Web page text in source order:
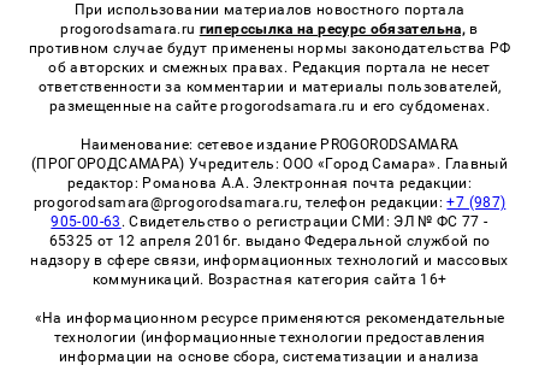
При использовании материалов новостного портала
progorodsamara.ru гиперссылка на ресурс обязательна, в
противном случае будут применены нормы законодательства РФ
об авторских и смежных правах. Редакция портала не несет
ответственности за комментарии и материалы пользователей,
размещенные на сайте progorodsamara.ru и его субдоменах.
Наименование: сетевое издание PROGORODSAMARA
(ПРОГОРОДСАМАРА) Учредитель: ООО «Город Самара». Главный
редактор: Романова А.А. Электронная почта редакции:
progorodsamara@progorodsamara.ru, телефон редакции:+7 (987)
905-00-63 . Свидетельство о регистрации СМИ: ЭЛ № ФС 77 -
65325 от 12 апреля 2016г. выдано Федеральной службой по
надзору в сфере связи, информационных технологий и массовых
коммуникаций. Возрастная категория сайта 16+
«На информационном ресурсе применяются рекомендательные
технологии (информационные технологии предоставления
информации на основе сбора, систематизации и анализа